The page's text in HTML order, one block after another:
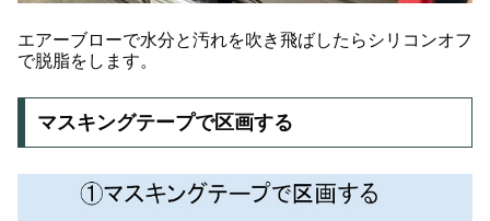
エアーブローで水分と汚れを吹き飛ばしたらシリコンオフ
で脱脂をします。
マスキングテープで区画する